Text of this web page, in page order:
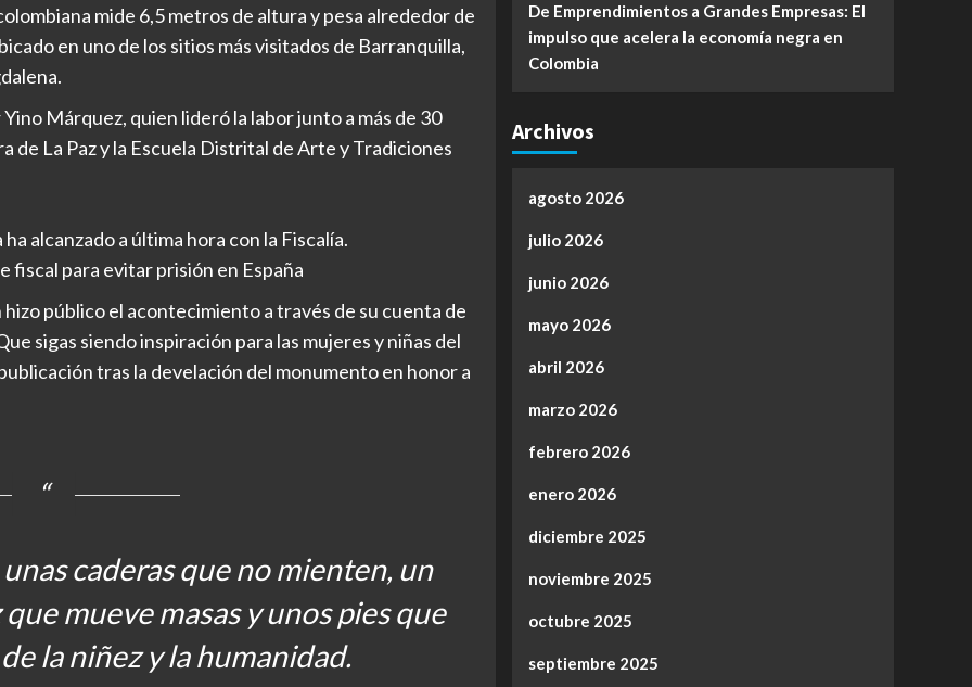
mide 6,5 metros de altura y pesa alrededor de
en uno de los sitios más visitados de Barranquilla,
Márquez, quien lideró la labor junto a más de 30
de La Paz y la Escuela Distrital de Arte y Tradiciones
alcanzado a última hora con la Fiscalía.
fiscal para evitar prisión en España
público el acontecimiento a través de su cuenta de
sigas siendo inspiración para las mujeres y niñas del
tras la develación del monumento en honor a
caderas que no mienten, un
mueve masas y unos pies que
la niñez y la humanidad.
De Emprendimientos a Grandes Empresas: El
impulso que acelera la economía negra en
Colombia
Archivos
agosto 2026
julio 2026
junio 2026
mayo 2026
abril 2026
marzo 2026
febrero 2026
enero 2026
diciembre 2025
noviembre 2025
octubre 2025
septiembre 2025